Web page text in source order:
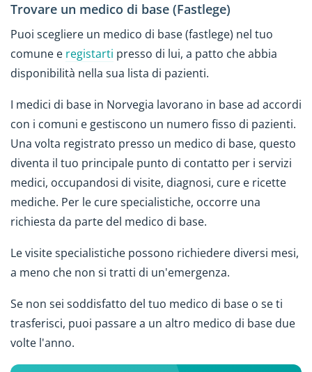
Trovare un medico di base (Fastlege)
Puoi scegliere un medico di base (fastlege) nel tuo
comune e registarti presso di lui, a patto che abbia
disponibilità nella sua lista di pazienti.
I medici di base in Norvegia lavorano in base ad accordi
con i comuni e gestiscono un numero fisso di pazienti.
Una volta registrato presso un medico di base, questo
diventa il tuo principale punto di contatto per i servizi
medici, occupandosi di visite, diagnosi, cure e ricette
mediche. Per le cure specialistiche, occorre una
richiesta da parte del medico di base.
Le visite specialistiche possono richiedere diversi mesi,
a meno che non si tratti di un'emergenza.
Se non sei soddisfatto del tuo medico di base o se ti
trasferisci, puoi passare a un altro medico di base due
volte l'anno.